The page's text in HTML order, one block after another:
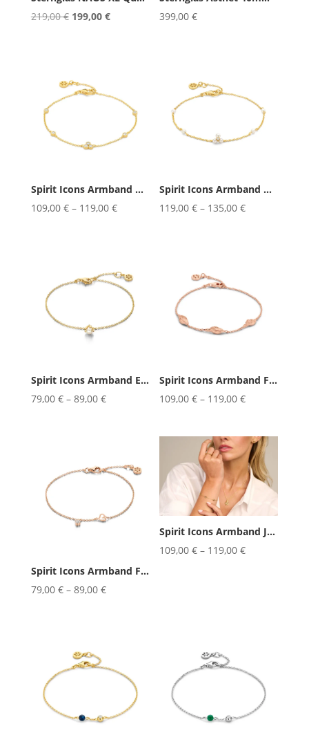
219,00€ Ursprünglicher
199,00 €Aktueller
399,00€
Spirit Icons Armband Alma 17/19cm
109,00 €– 119,00 €
Spirit Icons Armband Alma Pearl ...
119,00€ – 135,00€
Spirit Icons Armband Emily Pearl...
79,00 €– 89,00 €
Spirit Icons Armband Fall L: 17/...
109,00€ – 119,00€
Spirit Icons Armband Frida 17/19cm
79,00 €– 89,00 €
Spirit Icons Armband Jasmine 17/...
109,00€ – 119,00€